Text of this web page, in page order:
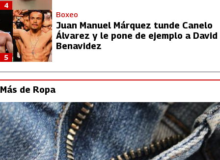
4
Boxeo
Juan Manuel Márquez tunde Canelo
Álvarez y le pone de ejemplo a David
Benavidez
5
Más de Ropa